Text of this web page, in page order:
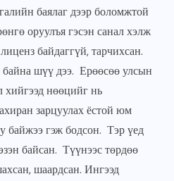
баялаг дээр боломжтой
оруулъя гэсэн санал хэлж
байдаггүй, тарчихсан.
шүү дээ. Ерөөсөө улсын
хийгээд нөөцийг нь
зарцуулах ёстой юм
байжээ гэж бодсон. Тэр үед
байсан. Түүнээс төрдөө
шаардсан. Ингээд